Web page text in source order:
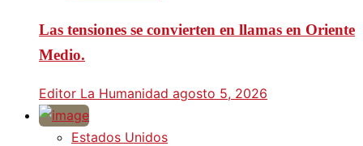
Las tensiones se convierten en llamas en Oriente
Medio.
Editor La Humanidad agosto 5, 2026
Estados Unidos